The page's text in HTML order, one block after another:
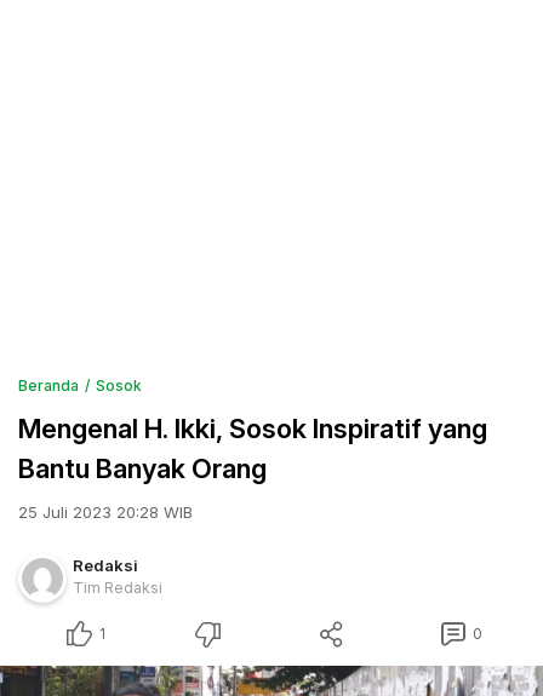
Beranda Sosok
Mengenal H. Ikki, Sosok Inspiratif yang
Bantu Banyak Orang
25 Juli 2023 20:28 WIB
Redaksi
Tim Redaksi
1 0